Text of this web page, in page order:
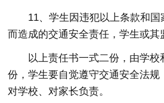
11、学生因违犯以上条款和
而造成的交通安全责任，学生或其
以上责任书一式二份，由学
份，学生要自觉遵守交通安全法规
对学校、对家长负责。